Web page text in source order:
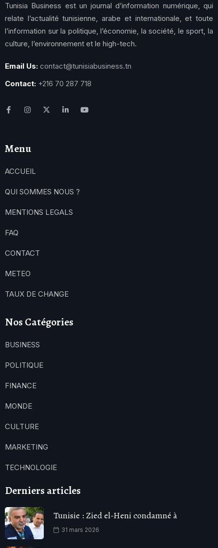
Tunisia Business est un journal d’information numérique, qui
relate l’actualité tunisienne, arabe et internationale, et toute
l’information sur la politique, l’économie, la société, le sport, la
culture, l’environnement et le high-tech.
Email Us: contact@tunisiabusiness.tn
Contact: +216 70 287 718
Menu
ACCUEIL
QUI SOMMES NOUS ?
MENTIONS LEGALS
FAQ
CONTACT
METEO
TAUX DE CHANGE
Nos Catégories
BUSINESS
POLITIQUE
FINANCE
MONDE
CULTURE
MARKETING
TECHNOLOGIE
Derniers articles
Tunisie : Zied el-Heni condamné à
31 mars 2026